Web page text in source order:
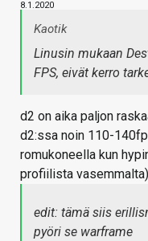
8.1.2020
Kaotik
Linusin mukaan
FPS, eivät kerro
d2 on aika paljon
d2:ssa noin 110-
romukoneella kun
profiilista
edit: tämä siis
pyöri se warframe